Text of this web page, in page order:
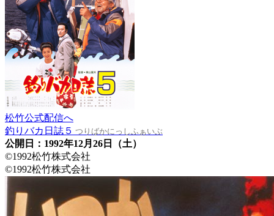
松竹公式配信へ
釣りバカ日誌５ つりばかにっしふぁいぶ
公開日：1992年12月26日（土）
©1992松竹株式会社
©1992松竹株式会社